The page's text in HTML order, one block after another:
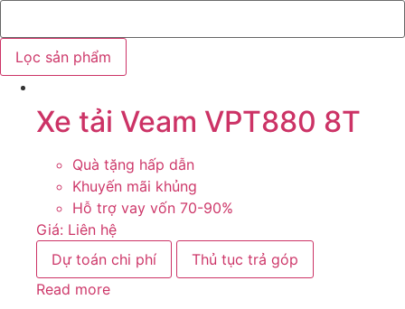
Lọc sản phẩm
Xe tải Veam VPT880 8T
Quà tặng hấp dẫn
Khuyến mãi khủng
Hỗ trợ vay vốn 70-90%
Giá: Liên hệ
Dự toán chi phí
Thủ tục trả góp
Read more